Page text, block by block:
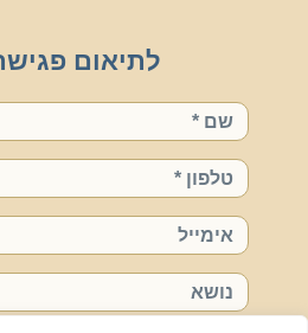
לתיאום
שם
טלפון
אימייל
נושא